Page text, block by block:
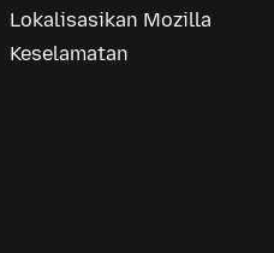
Lokalisasikan Mozilla
Keselamatan